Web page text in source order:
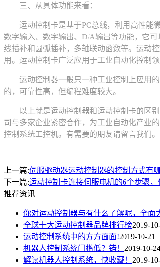
三、从具体功能来看：
运动控制卡是基于PC总线，利用高性能微
数字输入、数字输出、D/A输出等功能，它
线插补和圆弧插补，多轴联动函数等。运动
用。运动控制卡广泛应用于工业自动化控制
运动控制器一般只一种工业控制上应用的
的，可靠性高，但编程难度较大。
以上就是运动控制器和运动控制卡的区别
司与多家企业紧密合作，为工业自动化产业
控制系统工控机。有需要的朋友请留言我们。
上一篇:伺服驱动器运动控制器的控制方式有哪
下一篇:运动控制卡连接伺服电机的6个步骤，
推荐资讯
你对运动控制器与有什么了解呢，全面
全球十大运动控制器品牌排行榜2019-
运动控制系统中的方方面面!2019-10-21
机器人控制系统门槛低？错！ 2019-10-24
解读机器人控制系统，快收藏！ 2019-